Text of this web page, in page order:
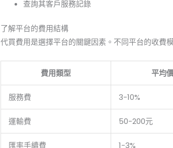
查詢其客戶服務記錄
了解平台的費用結構
代買費用是選擇平台的關鍵因素。不同平台的收費
費用類型 平均
服務費 3-10%
運輸費 50-200元
匯率手續費 1-3%